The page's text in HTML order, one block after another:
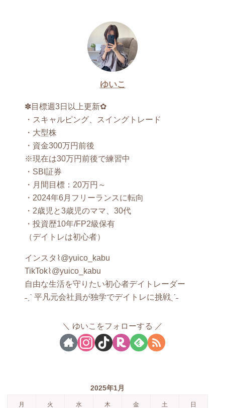
ゆいこ
✽目標週3日以上更新✿
・スキャルピング、スイングトレード
・大型株
・資金300万円前後
※現在は30万円前後で練習中
・SBI証券
・月間目標：20万円～
・2024年6月フリーランスに転向
・2歳児と3歳児のママ、30代
・投資歴10年/FP2級保有
（デイトレは初心者）
インスタ⌇@yuico_kabu
TikTok⌇@yuico_kabu
自由な生活を守りたい初心者デイトレーダー
˗ˏˋ 平凡元会社員が独学でデイトレに挑戦ˎˊ˗
ゆいこをフォローする
2025年1月
月 火 水 木 金 土 日